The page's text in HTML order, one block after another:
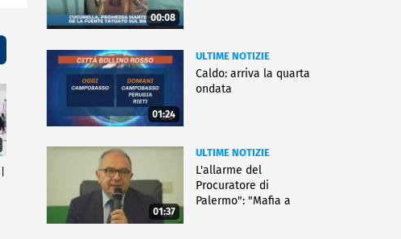
00:08
01:24
ULTIME NOTIZIE
Caldo: arriva la quarta
ondata
01:37
ULTIME NOTIZIE
L'allarme del
Procuratore di
Palermo": "Mafia a